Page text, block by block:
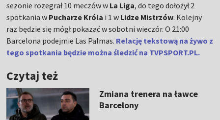
sezonie rozegrał 10 meczów w La Liga, do tego dołożył 2
spotkania w Pucharze Króla i 1 w Lidze Mistrzów. Kolejny
raz będzie się mógł pokazać w sobotni wieczór. O 21:00
Barcelona podejmie Las Palmas. Relację tekstową na żywo z
tego spotkania będzie można śledzić na TVPSPORT.PL.
Czytaj też
Zmiana trenera na ławce
Barcelony